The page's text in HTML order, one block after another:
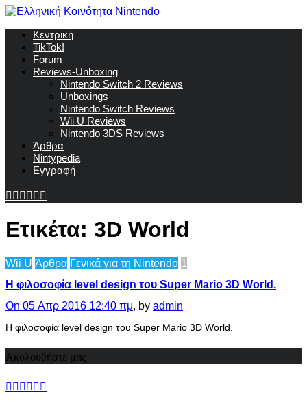
Κεντρική
TikTok!
Forum
Reviews-Unboxing
Nintendo Switch 2 Reviews
Unboxings
Nintendo Switch Reviews
Wii U Reviews
Nintendo 3DS Reviews
Άρθρα
Nintypedia
Εγγραφή
Ετικέτα: 3D World
Wii U Άρθρα Γενικά για τη Nintendo 1
H φιλοσοφία level design του Super Mario 3D World.
On 05 Απρ 2016 12:40 πμ, by admin
H φιλοσοφία level design του Super Mario 3D World.
Ακολουθήστε μας